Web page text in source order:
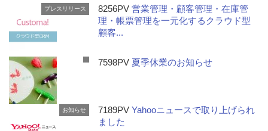
プレスリリース 8256PV営業管理・顧客管理・在庫管
理・帳票管理を一元化するクラウド型
顧客...
7598PV 夏季休業のお知らせ
お知らせ 7189PVYahooニュースで取り上げられ
ました